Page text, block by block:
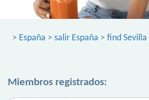
> España > salir España > find Sevilla
Miembros registrados: